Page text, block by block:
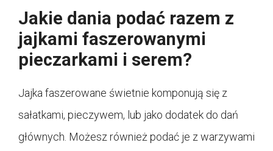
Jakie dania podać razem z
jajkami faszerowanymi
pieczarkami i serem?
Jajka faszerowane świetnie komponują się z
sałatkami, pieczywem, lub jako dodatek do dań
głównych. Możesz również podać je z warzywami